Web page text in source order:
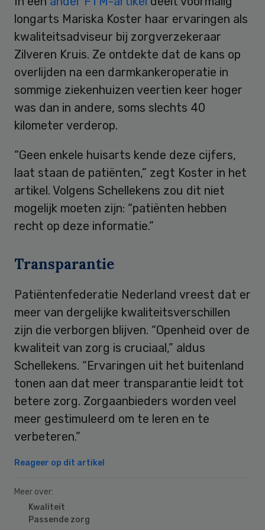
longarts Mariska Koster haar ervaringen als
kwaliteitsadviseur bij zorgverzekeraar
Zilveren Kruis. Ze ontdekte dat de kans op
overlijden na een darmkankeroperatie in
sommige ziekenhuizen veertien keer hoger
was dan in andere, soms slechts 40
kilometer verderop.
“Geen enkele huisarts kende deze cijfers,
laat staan de patiënten,” zegt Koster in het
artikel. Volgens Schellekens zou dit niet
mogelijk moeten zijn: “patiënten hebben
recht op deze informatie.”
Transparantie
Patiëntenfederatie Nederland vreest dat er
meer van dergelijke kwaliteitsverschillen
zijn die verborgen blijven. “Openheid over de
kwaliteit van zorg is cruciaal,” aldus
Schellekens. “Ervaringen uit het buitenland
tonen aan dat meer transparantie leidt tot
betere zorg. Zorgaanbieders worden veel
meer gestimuleerd om te leren en te
verbeteren.”
Reageer op dit artikel
Meer over:
Kwaliteit
Passende zorg